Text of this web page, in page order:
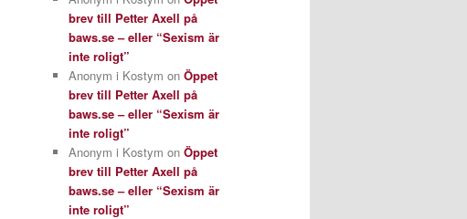
brev till Petter Axell på
baws.se – eller “Sexism är
inte roligt”
Anonym i Kostym on Öppet
brev till Petter Axell på
baws.se – eller “Sexism är
inte roligt”
Anonym i Kostym on Öppet
brev till Petter Axell på
baws.se – eller “Sexism är
inte roligt”